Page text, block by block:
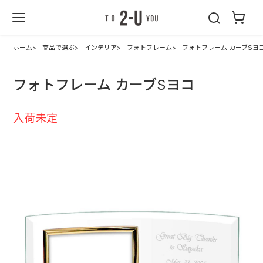
ホーム 商品で選ぶ インテリア フォトフレーム フォトフレーム カーブSヨ
フォトフレーム カーブSヨコ
入荷未定